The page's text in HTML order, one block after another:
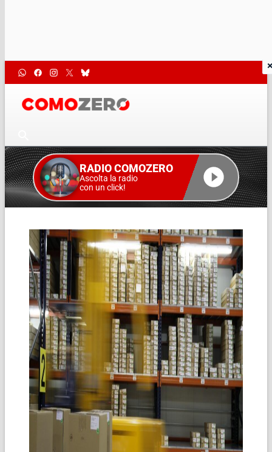
RADIO COMOZERO
Ascolta la radio
con un click!